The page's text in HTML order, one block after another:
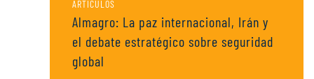
ARTÍCULOS
Almagro: La paz internacional, Irán y
el debate estratégico sobre seguridad
global